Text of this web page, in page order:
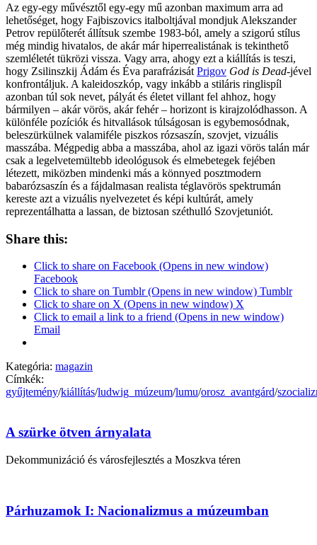
Az egy-egy művésztől egy-egy mű azonban maximum arra ad
lehetőséget, hogy Fajbiszovics italboltjával mondjuk Alekszander
Petrov repülőterét állítsuk szembe 1983-ból, amely a szigorú stílus
még mindig hivatalos, de akár már hiperrealistának is tekinthető
szemléletét tükrözi vissza. Vagy arra, ahogy ezt a kiállítás is teszi,
hogy Zsilinszkij Ádám és Éva parafrázisát Prigov God is Dead-jével
konfrontáljuk. A kaleidoszkóp, vagy inkább a stiláris ringlispíl
azonban túl sok nevet, pályát és életet villant fel ahhoz, hogy
bármilyen – akár vörös, akár fehér – horizont is kirajzolódhasson. A
különféle pozíciók és hitvallások túlságosan is egybemosódnak,
beleszürkülnek valamiféle piszkos rózsaszín, szovjet, vizuális
masszába. Mégpedig abba a masszába, ahol az igazi vörös talán már
csak a legelvetemültebb ideológusok és elmebetegek fejében
létezett, miközben mindenki más a könnyed posztmodern
babarózsaszín és a fájdalmasan realista téglavörös spektrumán
kereste azt a vizuális nyelvezetet és képi kultúrát, amely
reprezentálhatta a lassan, de biztosan széthulló Szovjetuniót.
Share this:
Click to share on Facebook (Opens in new window)
Facebook
Click to share on Tumblr (Opens in new window) Tumblr
Click to share on X (Opens in new window) X
Click to email a link to a friend (Opens in new window)
Email
Kategória: magazin
Címkék:
gyűjtemény/kiállítás/ludwig_múzeum/lumu/orosz_avantgárd/
A szürke ötven árnyalata
Dekommunizáció és városfejlesztés a Moszkva téren
Párhuzamok I: Nacionalizmus a múzeumban